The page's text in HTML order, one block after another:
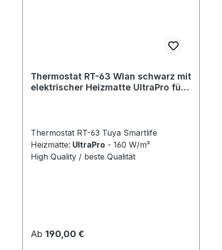
Thermostat RT-63 Wlan schwarz mit
elektrischer Heizmatte UltraPro für
Thermostat RT-63 Tuya Smartlife
Heizmatte: UltraPro - 160 W/m²
High Quality / beste Qualität
Regulärer Preis:
Ab 190,00 €